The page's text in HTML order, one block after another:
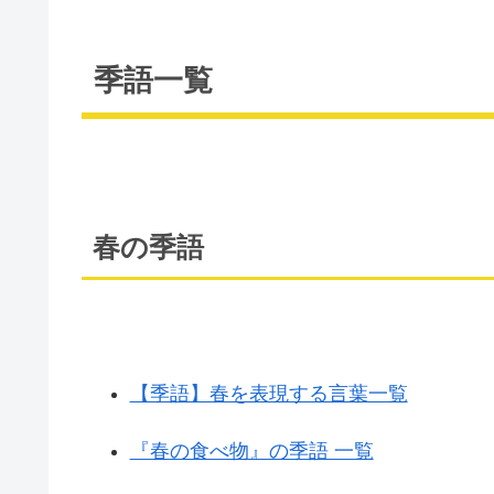
季語一覧
春の季語
【季語】春を表現する言葉一覧
『春の食べ物』の季語 一覧